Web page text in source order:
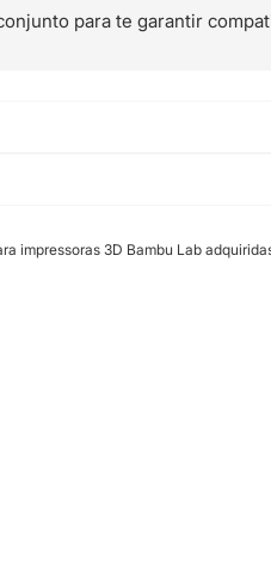
para te garantir
impressoras 3D Bambu Lab